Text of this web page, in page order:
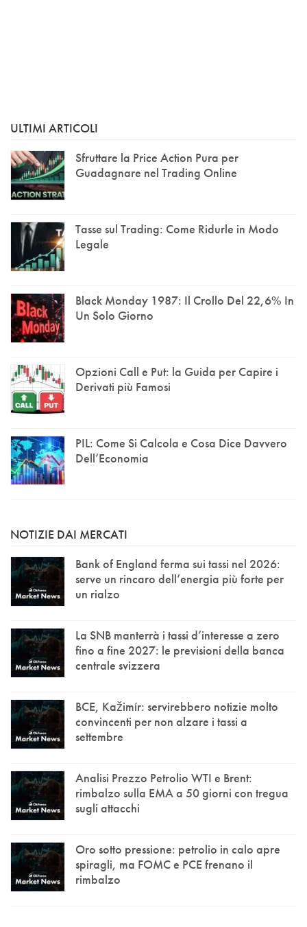
ULTIMI ARTICOLI
Sfruttare la Price Action Pura per
Guadagnare nel Trading Online
Tasse sul Trading: Come Ridurle in Modo
Legale
Black Monday 1987: Il Crollo Del 22,6% In
Un Solo Giorno
Opzioni Call e Put: la Guida per Capire i
Derivati più Famosi
PIL: Come Si Calcola e Cosa Dice Davvero
Dell’Economia
NOTIZIE DAI MERCATI
Bank of England ferma sui tassi nel 2026:
serve un rincaro dell’energia più forte per
un rialzo
La SNB manterrà i tassi d’interesse a zero
fino a fine 2027: le previsioni della banca
centrale svizzera
BCE, Kažimír: servirebbero notizie molto
convincenti per non alzare i tassi a
settembre
Analisi Prezzo Petrolio WTI e Brent:
rimbalzo sulla EMA a 50 giorni con tregua
sugli attacchi
Oro sotto pressione: petrolio in calo apre
spiragli, ma FOMC e PCE frenano il
rimbalzo